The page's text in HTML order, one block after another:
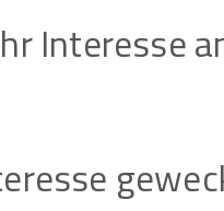
Interesse